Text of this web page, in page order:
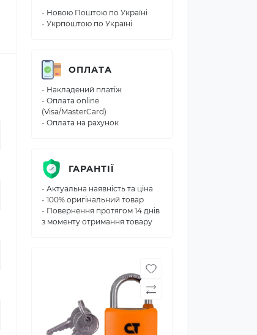
- Новою Поштою по Україні
- Укрпоштою по Україні
ОПЛАТА
- Накладений платіж
- Оплата online
(Visa/MasterCard)
- Оплата на рахунок
ГАРАНТІЇ
- Актуальна наявність та ціна
- 100% оригінальний товар
- Повернення протягом 14 днів
з моменту отримання товару